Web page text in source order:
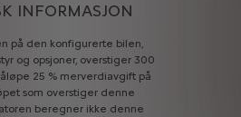
INFORMASJON
på den konfigurerte bilen,
og opsjoner, overstiger 300
25 % merverdiavgift på
som overstiger denne
beregner ikke denne